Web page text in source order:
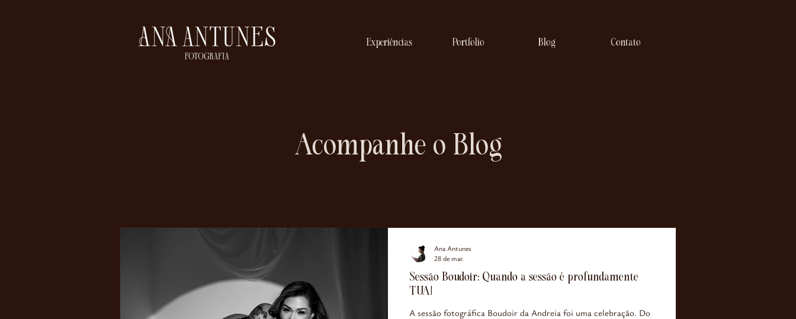
Experiências Portfolio Blog Contato
Acompanhe o Blog
Sessão Boudoir: Quando a sessão é profundamente
TUA!
A sessão fotográfica Boudoir da Andreia foi uma celebração. Do
Ana Antunes
28 de mar.